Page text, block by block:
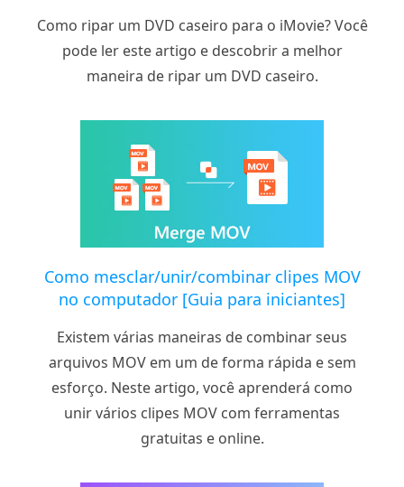
Como ripar um DVD caseiro para o iMovie? Você
pode ler este artigo e descobrir a melhor
maneira de ripar um DVD caseiro.
Como mesclar/unir/combinar clipes MOV
no computador [Guia para iniciantes]
Existem várias maneiras de combinar seus
arquivos MOV em um de forma rápida e sem
esforço. Neste artigo, você aprenderá como
unir vários clipes MOV com ferramentas
gratuitas e online.